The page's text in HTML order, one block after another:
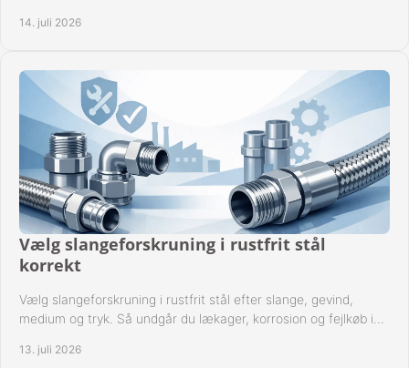
14. juli 2026
Vælg slangeforskruning i rustfrit stål
korrekt
Vælg slangeforskruning i rustfrit stål efter slange, gevind,
medium og tryk. Så undgår du lækager, korrosion og fejlkøb i
13. juli 2026